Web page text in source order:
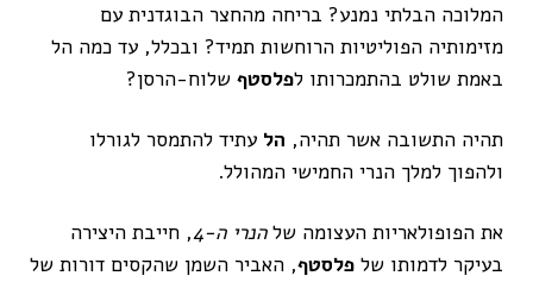
המלוכה הבלתי נמנע? בריחה מהחצר הבוגדנית עם
מזימותיה הפוליטיות הרוחשות תמיד? ובכלל, עד כמה הל
באמת שולט בהתמכרותו לפלסטף שלוח-הרסן?
תהיה התשובה אשר תהיה, הל עתיד להתמסר לגורלו
ולהפוך למלך הנרי החמישי המהולל.
את הפופולאריות העצומה שלהנרי ה-4 , חייבת היצירה
בעיקר לדמותו של פלסטף, האביר השמן שהקסים דורות של